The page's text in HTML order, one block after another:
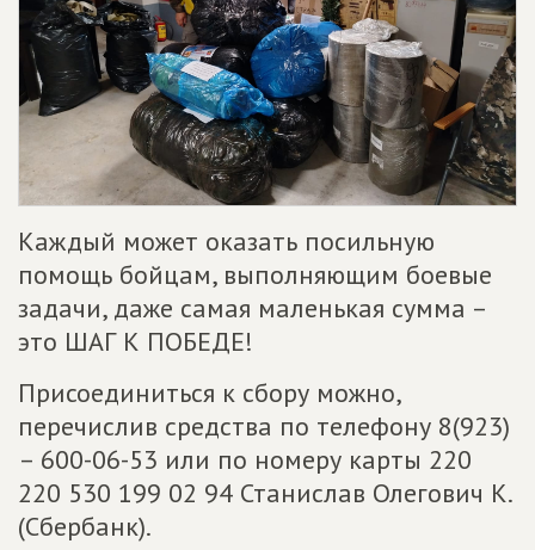
Каждый может оказать посильную
помощь бойцам, выполняющим боевые
задачи, даже самая маленькая сумма –
это ШАГ К ПОБЕДЕ!
Присоединиться к сбору можно,
перечислив средства по телефону 8(923)
– 600-06-53 или по номеру карты 220
220 530 199 02 94 Станислав Олегович К.
(Сбербанк).